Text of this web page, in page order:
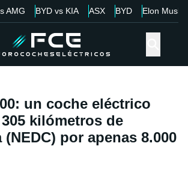
AMG BYD vs KIA ASX BYD Elon Musk
un coche eléctrico
kilómetros de
por apenas 8.000